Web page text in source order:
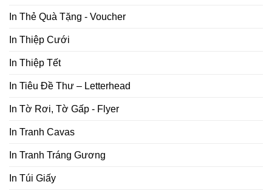
In Thẻ Quà Tặng - Voucher
In Thiệp Cưới
In Thiệp Tết
In Tiêu Đề Thư – Letterhead
In Tờ Rơi, Tờ Gấp - Flyer
In Tranh Cavas
In Tranh Tráng Gương
In Túi Giấy